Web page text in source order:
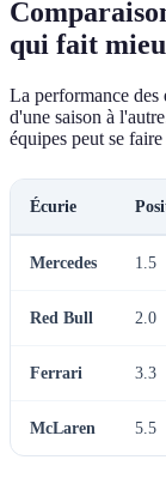
qui fait
La performance
d'une saison à
équipes peut se
Écurie
Mercedes 1.5
Red Bull 2.0
Ferrari 3.3
McLaren 5.5